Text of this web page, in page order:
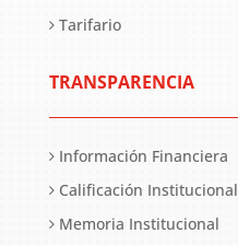
Tarifario
TRANSPARENCIA
Información Financiera
Calificación Institucional
Memoria Institucional